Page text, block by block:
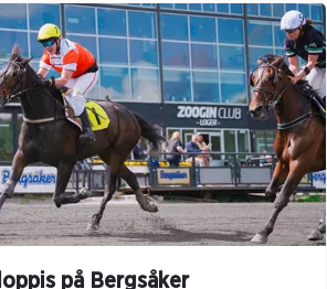
på Bergsåker